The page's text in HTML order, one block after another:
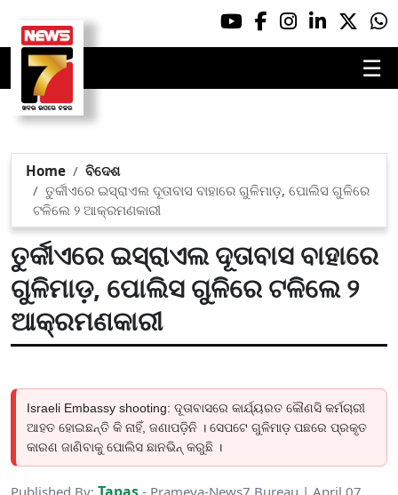
☰
Home
ବିଦେଶ
ତୁର୍କୀଏରେ ଇସ୍ରାଏଲ ଦୂତାବାସ ବାହାରେ ଗୁଳିମାଡ଼, ପୋଲିସ ଗୁଳିରେ
ଟଳିଲେ ୨ ଆକ୍ରମଣକାରୀ
ତୁର୍କୀଏରେ ଇସ୍ରାଏଲ ଦୂତାବାସ ବାହାରେ
ଗୁଳିମାଡ଼, ପୋଲିସ ଗୁଳିରେ ଟଳିଲେ ୨
ଆକ୍ରମଣକାରୀ
Israeli Embassy shooting: ଦୂତାବାସରେ କାର୍ଯ୍ୟରତ କୌଣସି କର୍ମଚାରୀ
ଆହତ ହୋଇଛନ୍ତି କି ନାହିଁ, ଜଣାପଡ଼ିନି । ସେପଟେ ଗୁଳିମାଡ଼ ପଛରେ ପ୍ରକୃତ
କାରଣ ଜାଣିବାକୁ ପୋଲିସ ଛାନଭିନ୍ କରୁଛି ।
Published By:
- Prameya-News7 Bureau | April 07,